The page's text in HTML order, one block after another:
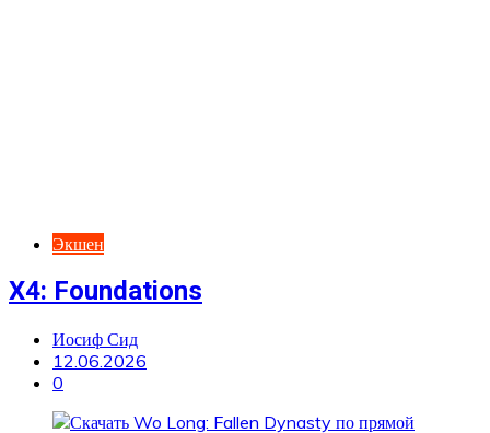
Экшен
X4: Foundations
Иосиф Сид
12.06.2026
0